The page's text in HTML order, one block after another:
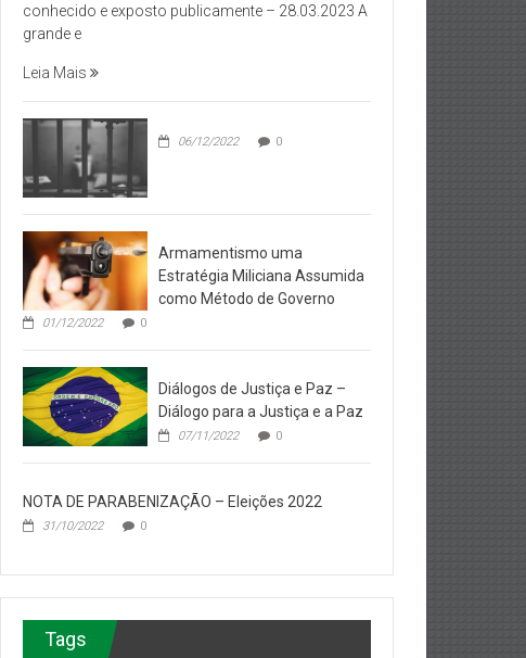
conhecido e exposto publicamente – 28.03.2023 A
grande e
Leia Mais
06/12/2022 0
Armamentismo uma
Estratégia Miliciana Assumida
como Método de Governo
01/12/2022 0
Diálogos de Justiça e Paz –
Diálogo para a Justiça e a Paz
07/11/2022 0
NOTA DE PARABENIZAÇÃO – Eleições 2022
31/10/2022 0
Tags